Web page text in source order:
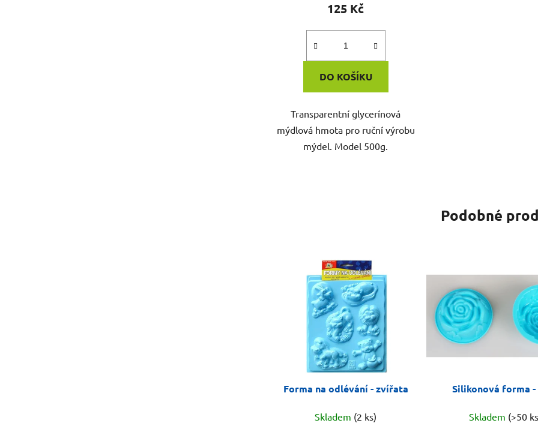
125 Kč
DO KOŠÍKU
Transparentní glycerínová
mýdlová hmota pro ruční výrobu
mýdel. Model 500g.
Podobné
Forma na odlévání - zvířata
Skladem (2 ks)
Silikonová forma
Skladem (>50